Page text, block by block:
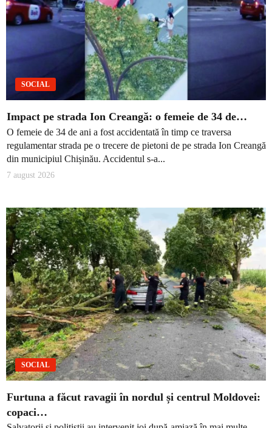
SOCIAL
Impact pe strada Ion Creangă: o femeie de 34 de…
O femeie de 34 de ani a fost accidentată în timp ce traversa
regulamentar strada pe o trecere de pietoni de pe strada Ion Creangă
din municipiul Chișinău. Accidentul s-a...
7 august 2026
SOCIAL
Furtuna a făcut ravagii în nordul și centrul Moldovei:
copaci…